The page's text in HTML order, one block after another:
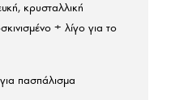
κρυσταλλική
+ λίγο για το
πασπάλισμα